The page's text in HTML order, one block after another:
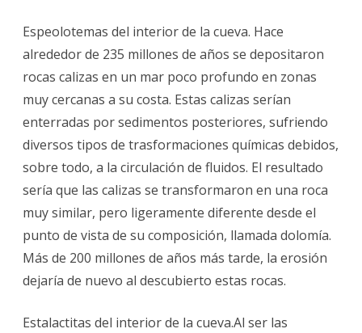
Espeolotemas del interior de la cueva. Hace
alrededor de 235 millones de años se depositaron
rocas calizas en un mar poco profundo en zonas
muy cercanas a su costa. Estas calizas serían
enterradas por sedimentos posteriores, sufriendo
diversos tipos de trasformaciones químicas debidos,
sobre todo, a la circulación de fluidos. El resultado
sería que las calizas se transformaron en una roca
muy similar, pero ligeramente diferente desde el
punto de vista de su composición, llamada dolomía.
Más de 200 millones de años más tarde, la erosión
dejaría de nuevo al descubierto estas rocas.
Estalactitas del interior de la cueva.Al ser las